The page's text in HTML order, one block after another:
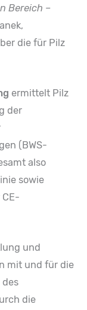
Bereich –
die für Pilz
ermittelt Pilz
der
(BWS-
also
sowie
CE-
und
mit und für die
des
die